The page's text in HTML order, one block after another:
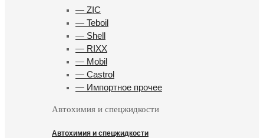
— ZIC
— Teboil
— Shell
— RIXX
— Mobil
— Castrol
— Импортное прочее
Автохимия и спецжидкости
Автохимия и спецжидкости